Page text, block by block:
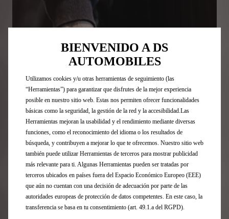
BIENVENIDO A DS
AUTOMOBILES
Utilizamos cookies y/u otras herramientas de seguimiento (las
“Herramientas”) para garantizar que disfrutes de la mejor experiencia
posible en nuestro sitio web. Estas nos permiten ofrecer funcionalidades
básicas como la seguridad, la gestión de la red y la accesibilidad.Las
Herramientas mejoran la usabilidad y el rendimiento mediante diversas
funciones, como el reconocimiento del idioma o los resultados de
búsqueda, y contribuyen a mejorar lo que te ofrecemos. Nuestro sitio web
también puede utilizar Herramientas de terceros para mostrar publicidad
más relevante para ti. Algunas Herramientas pueden ser tratadas por
terceros ubicados en países fuera del Espacio Económico Europeo (EEE)
que aún no cuentan con una decisión de adecuación por parte de las
autoridades europeas de protección de datos competentes. En este caso, la
transferencia se basa en tu consentimiento (art. 49.1.a del RGPD).